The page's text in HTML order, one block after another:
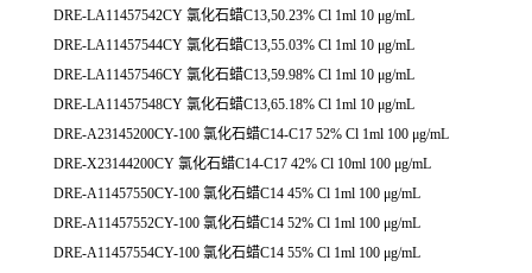
DRE-LA11457542CY 氯化石蜡C13,50.23% Cl 1ml 10 μg/mL
DRE-LA11457544CY 氯化石蜡C13,55.03% Cl 1ml 10 μg/mL
DRE-LA11457546CY 氯化石蜡C13,59.98% Cl 1ml 10 μg/mL
DRE-LA11457548CY 氯化石蜡C13,65.18% Cl 1ml 10 μg/mL
DRE-A23145200CY-100 氯化石蜡C14-C17 52% Cl 1ml 100 μg/mL
DRE-X23144200CY 氯化石蜡C14-C17 42% Cl 10ml 100 μg/mL
DRE-A11457550CY-100 氯化石蜡C14 45% Cl 1ml 100 μg/mL
DRE-A11457552CY-100 氯化石蜡C14 52% Cl 1ml 100 μg/mL
DRE-A11457554CY-100 氯化石蜡C14 55% Cl 1ml 100 μg/mL